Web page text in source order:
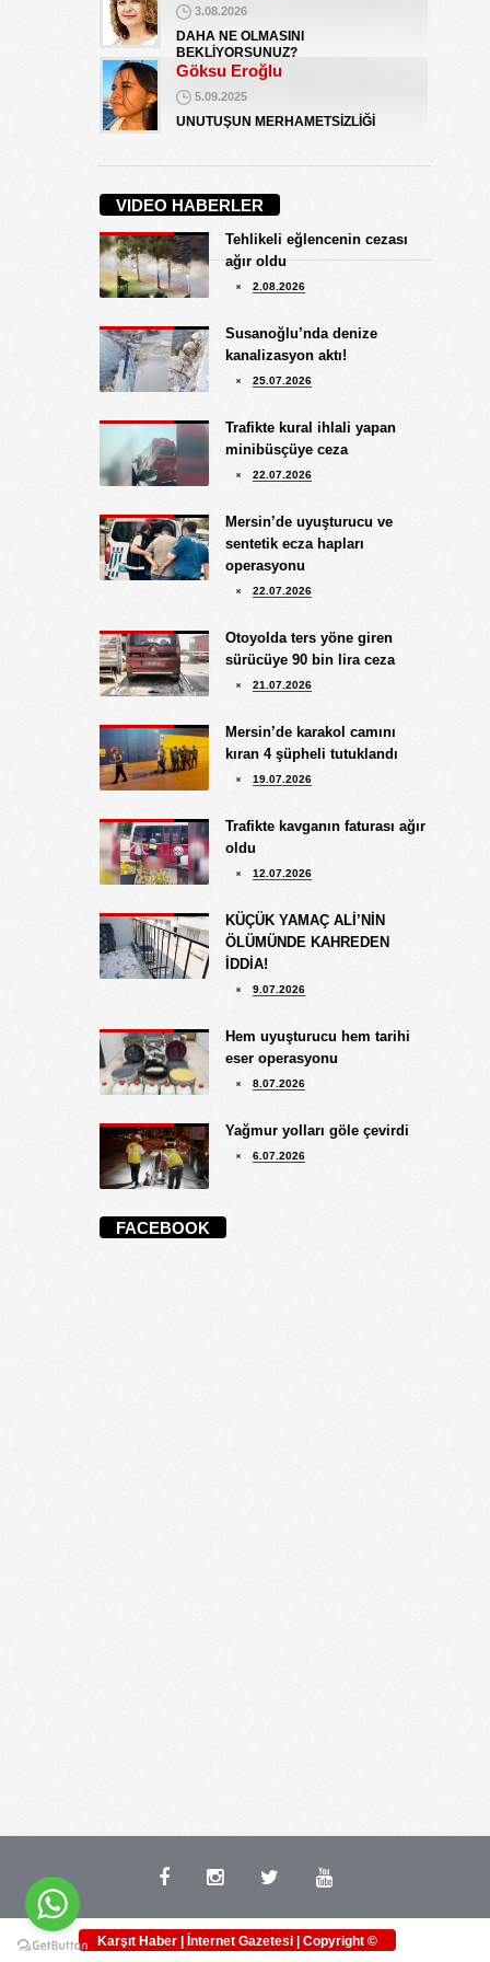
3.08.2026
DAHA NE OLMASINI
BEKLİYORSUNUZ?
Göksu Eroğlu
5.09.2025
UNUTUŞUN MERHAMETSİZLİĞİ
İŞGALCİ GÖRÜNÜMLÜ HALK!
Koray Ünlü
10.09.2024
BATSIN BU DÜNYA
Yüksel Ekici
4.08.2026
KIRMIZI MÜREKKEP!...
3.08.2026
DAHA NE OLMASINI
BEKLİYORSUNUZ?
5.09.2025
UNUTUŞUN MERHAMETSİZLİĞİ
Hediye Eroğlu
İŞGALCİ GÖRÜNÜMLÜ HALK!
Koray Ünlü
10.09.2024
VIDEO HABERLER
Tehlikeli eğlencenin cezası
ağır oldu
2.08.2026
Susanoğlu’nda denize
kanalizasyon aktı!
25.07.2026
Trafikte kural ihlali yapan
minibüsçüye ceza
22.07.2026
Mersin’de uyuşturucu ve
sentetik ecza hapları
operasyonu
22.07.2026
Otoyolda ters yöne giren
sürücüye 90 bin lira ceza
21.07.2026
Mersin’de karakol camını
kıran 4 şüpheli tutuklandı
19.07.2026
Trafikte kavganın faturası ağır
oldu
12.07.2026
KÜÇÜK YAMAÇ ALİ’NİN
ÖLÜMÜNDE KAHREDEN
İDDİA!
9.07.2026
Hem uyuşturucu hem tarihi
eser operasyonu
8.07.2026
Yağmur yolları göle çevirdi
6.07.2026
FACEBOOK
Karşıt Haber | İnternet Gazetesi | Copyright ©